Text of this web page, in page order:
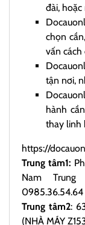
đài, hoặc
chọn
vấn cách
tận nơi,
hành
thay linh
https://
Trung tâm1:
Nam
0985.36.54.64
Trung tâm2:
(NHÀ MÁY